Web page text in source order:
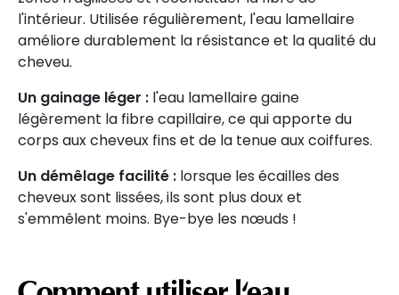
l'intérieur. Utilisée régulièrement, l'eau lamellaire
améliore durablement la résistance et la qualité du
cheveu.
Un gainage léger : l'eau lamellaire gaine
légèrement la fibre capillaire, ce qui apporte du
corps aux cheveux fins et de la tenue aux coiffures.
Un démêlage facilité : lorsque les écailles des
cheveux sont lissées, ils sont plus doux et
s'emmêlent moins. Bye-bye les nœuds !